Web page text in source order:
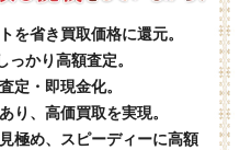
を省き買取価格に還元。
かり高額査定。
定・即現金化。
り、高価買取を実現。
極め、スピーディーに高額